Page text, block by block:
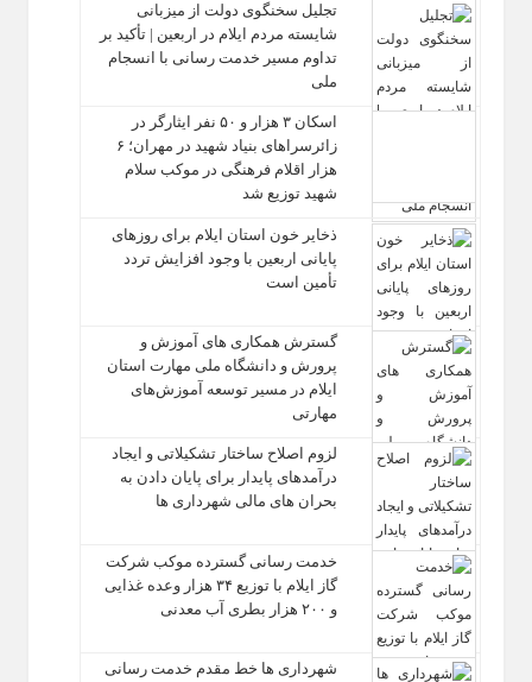
تجلیل سخنگوی دولت از میزبانی
شایسته مردم ایلام در اربعین | تأکید بر
تداوم مسیر خدمت‌ رسانی با انسجام
ملی
اسکان ۳ هزار و ۵۰ نفر ایثارگر در
زائرسراهای بنیاد شهید در مهران؛ ۶
هزار اقلام فرهنگی در موکب سلام
شهید توزیع شد
ذخایر خون استان ایلام برای روزهای
پایانی اربعین با وجود افزایش تردد
تأمین است
گسترش همکاری‌ های آموزش و
پرورش و دانشگاه ملی مهارت استان
ایلام در مسیر توسعه آموزش‌های
مهارتی
لزوم اصلاح ساختار تشکیلاتی و ایجاد
درآمدهای پایدار برای پایان دادن به
بحران‌ های مالی شهرداری‌ ها
خدمت رسانی گسترده موکب شرکت
گاز ایلام با توزیع ۳۴ هزار وعده غذایی
و ۲۰۰ هزار بطری آب معدنی
شهرداری‌ ها خط مقدم خدمت ‌رسانی